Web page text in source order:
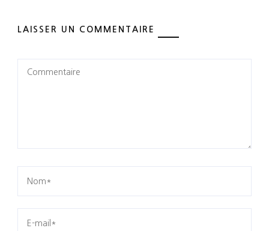
LAISSER UN COMMENTAIRE